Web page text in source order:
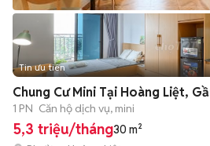
Tin ưu tiên
Chung Cư Mini Tại Hoàng Liệt,
1 PN Căn hộ dịch vụ, mini
5,3 triệu/tháng30 m²